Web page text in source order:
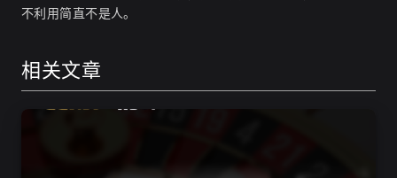
不利用简直不是人。
相关文章